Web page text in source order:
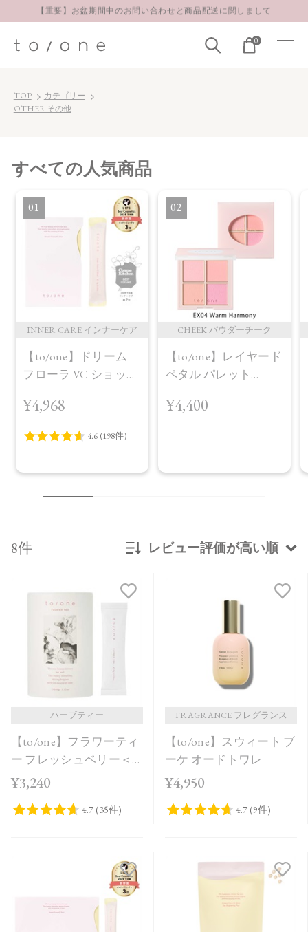
【重要】お盆期間中のお問い合わせと商品配送に関しまして
LINE お友達登録 500円OFFクーポンプレゼント
0
TOP
カテゴリー
OTHER その他
すべての人気商品
1
INNER CARE インナーケア
【to/one】ドリーム
フローラ VC ショット
¥4,968
2
CHEEK パウダーチーク
【to/one】レイヤード
ペタル パレット
AW Collection＞EX04
¥4,400
8件 レビュー評価が高い順
レビュー評価が高い順
人気順
ハーブティー
【to/one】フラワーティ
ー フレッシュベリー＜
20包＞
¥3,240
FRAGRANCE フレグランス
【to/one】スウィート ブ
ーケ オードトワレ
¥4,950